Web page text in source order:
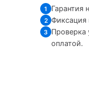
1 Гарантия
2
3 Проверка
оплатой.